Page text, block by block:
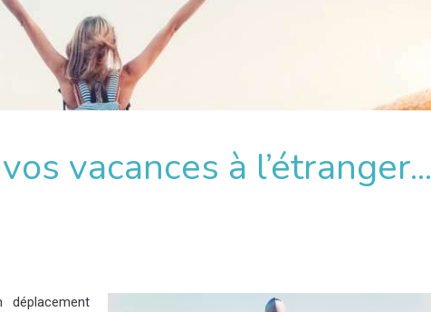
vacances à l’étranger...